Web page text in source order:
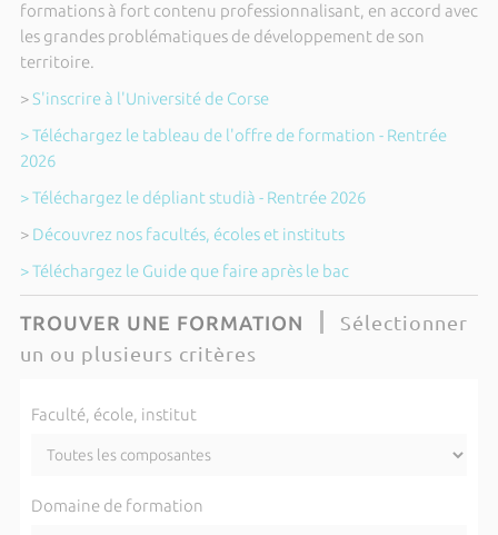
formations à fort contenu professionnalisant, en accord avec
les grandes problématiques de développement de son
territoire.
> S'inscrire à l'Université de Corse
> Téléchargez le tableau de l'offre de formation - Rentrée
2026
> Téléchargez le dépliant studià - Rentrée 2026
> Découvrez nos facultés, écoles et instituts
> Téléchargez le Guide que faire après le bac
TROUVER UNE FORMATION
Sélectionner
un ou plusieurs critères
Faculté, école, institut
Domaine de formation